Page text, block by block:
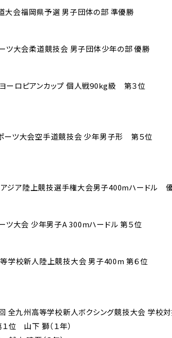
制服紹介
施設紹介
会福岡県予選 男子団体の部 準優勝
ツ大会柔道競技会 男子団体少年の部 優勝
ーロピアンカップ 個人戦90kg級 第３位
ツ大会空手道競技会 少年男子形 第５位
ジア陸上競技選手権大会男子400mハードル
ツ大会 少年男子A 300mハードル 第５位
学校新人陸上競技大会 男子400m 第６位
全九州高等学校新人ボクシング競技大会 学校
位 山下 獅（１年）